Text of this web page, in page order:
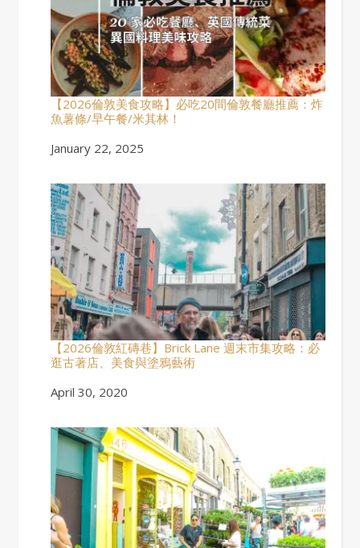
【2026倫敦美食攻略】必吃20間倫敦餐廳推薦：炸
魚薯條/早午餐/米其林！
Date
January 22, 2025
【2026倫敦紅磚巷】Brick Lane 週末市集攻略：必
逛古著店、美食與塗鴉藝術
Date
April 30, 2020